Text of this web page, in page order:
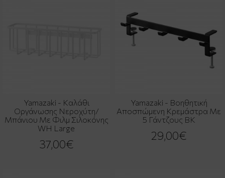
Yamazaki - Καλάθι
Οργάνωσης Νεροχύτη/
Μπάνιου Με Φιλμ Σιλοκόνης
WH Large
37,00€
Yamazaki - Βοηθητική
Αποσπώμενη Κρεμάστρα Με
5 Γάντζους BK
29,00€